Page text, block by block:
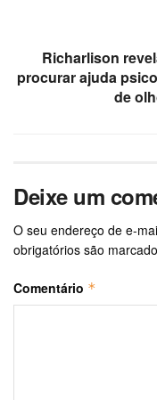
Richarlison
procurar ajuda
de
Deixe um
O seu endereço de e-
obrigatórios são
Comentário *